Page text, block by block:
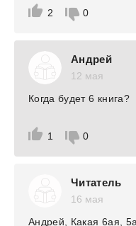
2 0
Андрей
12 мая
1 0
Когда будет 6 книга?
Читатель
16 мая
Андрей, Какая 6ая,